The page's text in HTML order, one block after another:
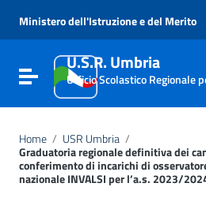
Vai al menu di navigazione
Vai al footer
Ministero dell'Istruzione e del Merito
Attiva / disattiva la navigazione
U.S.R. Umbria
Ufficio Scolastico Regionale
Home / USR Umbria /
Graduatoria regionale definitiva dei
conferimento di incarichi di
nazionale INVALSI per l’a.s. 2023/